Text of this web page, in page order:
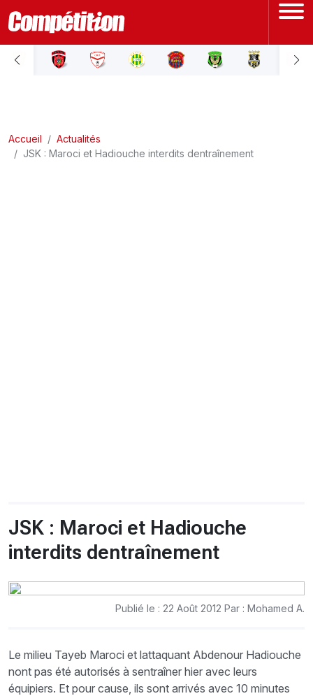
ACCUEIL
LIGUE 2
Accueil
Actualités
JSK : Maroci et Hadiouche interdits dentraînement
JSK : Maroci et Hadiouche
interdits dentraînement
Publié le : 22 Août 2012 Par : Mohamed A.
Le milieu Tayeb Maroci et lattaquant Abdenour Hadiouche
nont pas été autorisés à sentraîner hier avec leurs
équipiers. Et pour cause, ils sont arrivés avec 10 minutes